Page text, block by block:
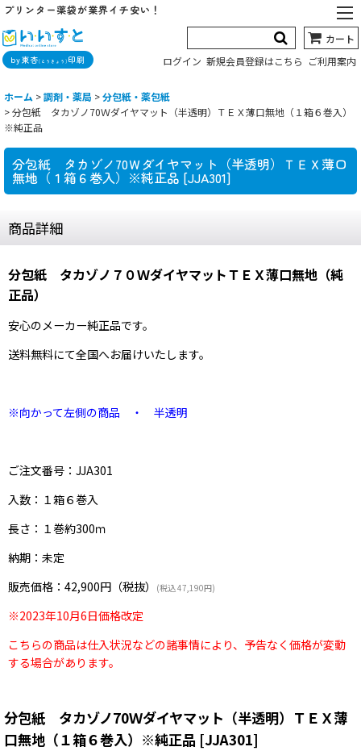
プリンター薬袋が業界イチ安い！
by東杏(とうきょう) 印刷
カート
ログイン 新規会員登録はこちら ご利用案内
ホーム >調剤・薬局 >分包紙・薬包紙
>分包紙 タカゾノ70Ｗダイヤマット（半透明）ＴＥＸ薄口無地（１箱６巻入）
※純正品
分包紙 タカゾノ70Ｗダイヤマット（半透明）ＴＥＸ薄口
無地（１箱６巻入）※純正品 [JJA301]
商品詳細
分包紙 タカゾノ７０ＷダイヤマットＴＥＸ薄口無地（純
正品）
安心のメーカー純正品です。
送料無料にて全国へお届けいたします。
※向かって左側の商品 ・ 半透明
ご注文番号：JJA301
入数：１箱６巻入
長さ：１巻約300ｍ
納期：未定
販売価格：42,900円（税抜）
(税込 47,190円)
※2023年10月6日価格改定
こちらの商品は仕入状況などの諸事情により、 予告なく価格が変動
する場合があります。
分包紙 タカゾノ70Ｗダイヤマット（半透明）ＴＥＸ薄
口無地（１箱６巻入）※純正品 [JJA301]